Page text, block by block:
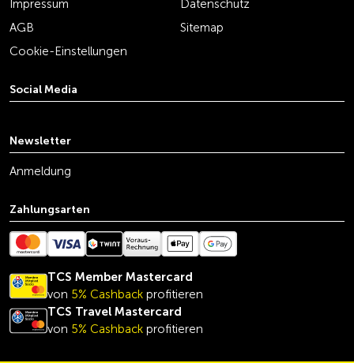
Impressum
Datenschutz
AGB
Sitemap
Cookie-Einstellungen
Social Media
Newsletter
Anmeldung
Zahlungsarten
TCS Member Mastercard
von 5% Cashback profitieren
TCS Travel Mastercard
von 5% Cashback profitieren